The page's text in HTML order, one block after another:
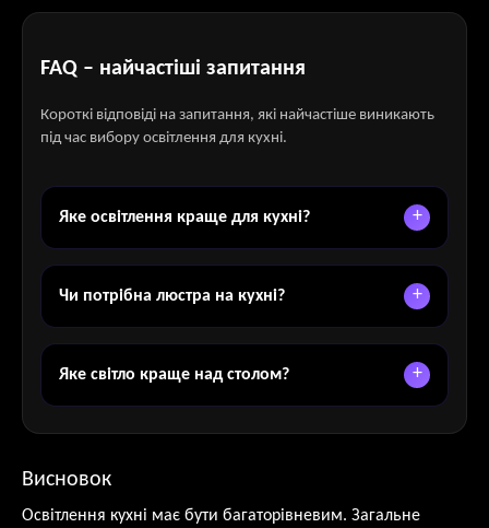
FAQ – найчастіші запитання
Короткі відповіді на запитання, які найчастіше виникають
під час вибору освітлення для кухні.
Яке освітлення краще для кухні?
Чи потрібна люстра на кухні?
Яке світло краще над столом?
Висновок
Освітлення кухні має бути багаторівневим. Загальне